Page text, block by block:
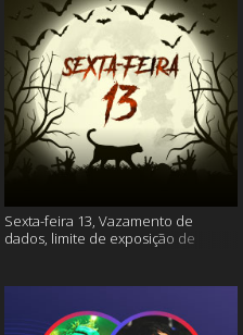
Sexta-feira 13, Vazamento de
dados, limite de exposição de